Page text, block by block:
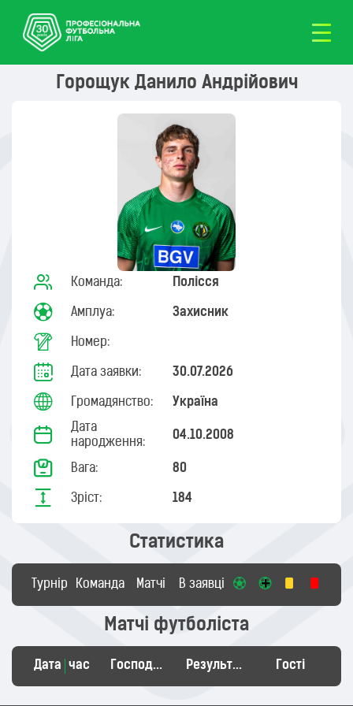
Горощук Данило Андрійович
Команда: Полісся
Амплуа: Захисник
Номер:
Дата заявки: 30.07.2026
Громадянство: Україна
Дата
народження:
04.10.2008
Вага: 80
Зріст: 184
Статистика
Турнір Команда Матчі В заявці
Матчі футболіста
Дата час Господарі Результат Гості